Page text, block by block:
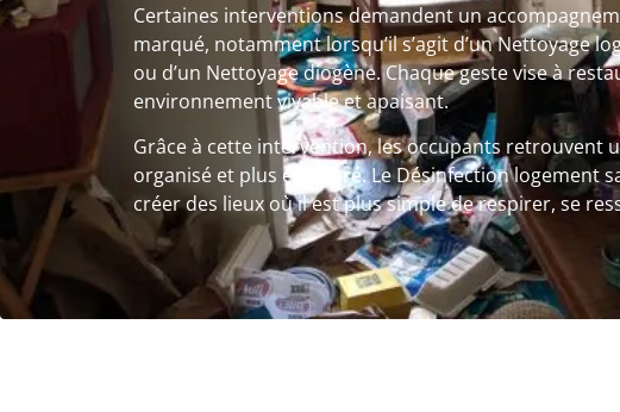
Certaines interventions demandent un
marqué, notamment lorsqu’il s’agit d’un Nettoyage
ou d’un Nettoyage diogène. Chaque geste vise à
environnement vivable et apaisant.
Grâce à cette intervention, les occupants retrouvent
organisé et plus équilibré. Le Désinfection logement
créer des lieux où il est plus simple de respirer, se